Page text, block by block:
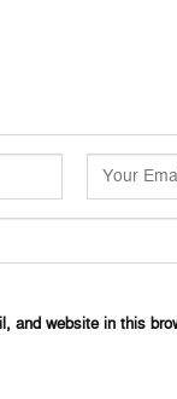
and website in this